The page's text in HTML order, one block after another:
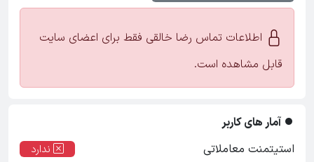
اطلاعات تماس رضا خالقی فقط برای اعضای سایت
قابل مشاهده است.
آمار های کاربر
استیتمنت معاملاتی
ندارد